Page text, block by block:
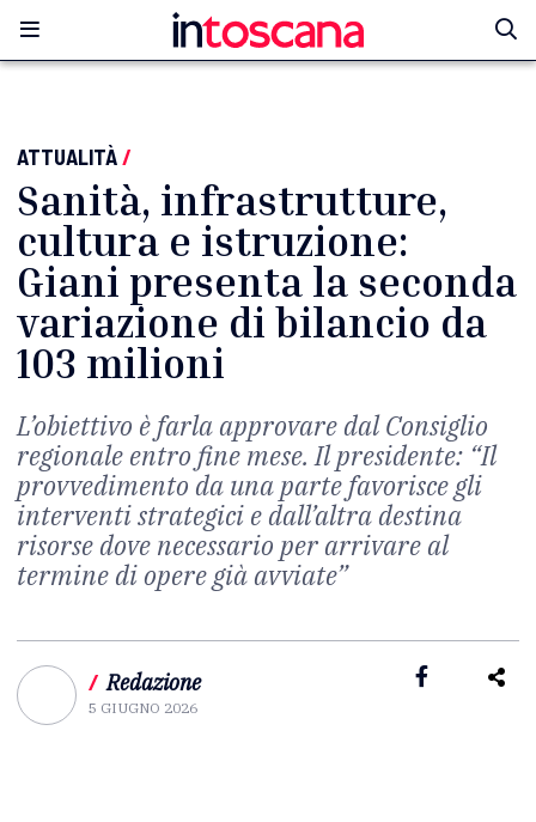
ATTUALITÀ/
Sanità, infrastrutture,
cultura e istruzione:
Giani presenta la seconda
variazione di bilancio da
103 milioni
L’obiettivo è farla approvare dal Consiglio
regionale entro fine mese. Il presidente: “Il
provvedimento da una parte favorisce gli
interventi strategici e dall’altra destina
risorse dove necessario per arrivare al
termine di opere già avviate”
/ Redazione
5 GIUGNO 2026